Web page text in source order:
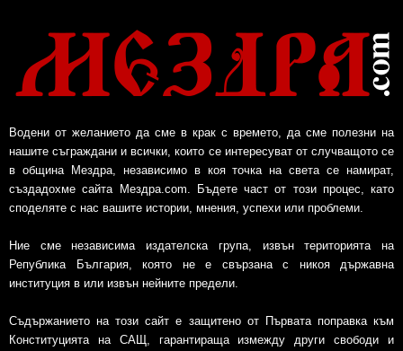
Водени от желанието да сме в крак с времето, да сме полезни на
нашите съграждани и всички, които се интересуват от случващото се
в община Мездра, независимо в коя точка на света се намират,
създадохме сайта Мездра.com. Бъдете част от този процес, като
споделяте с нас вашите истории, мнения, успехи или проблеми.
Ние сме независима издателска група, извън територията на
Република България, която не е свързана с никоя държавна
институция в или извън нейните предели.
Съдържанието на този сайт е защитено от Първата поправка към
Конституцията на САЩ, гарантираща измежду други свободи и